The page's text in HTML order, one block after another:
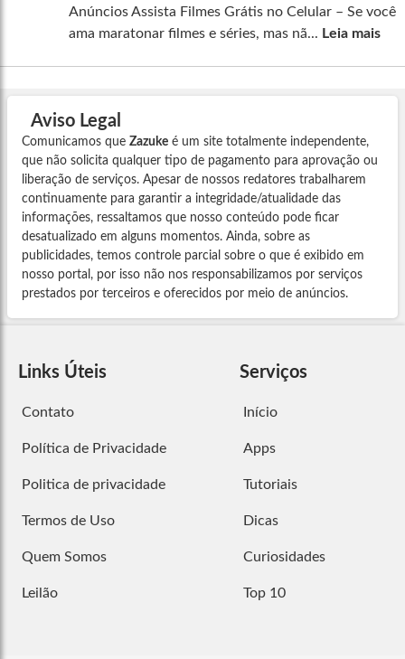
Anúncios Assista Filmes Grátis no Celular – Se você
ama maratonar filmes e séries, mas nã... Leia mais
Aviso Legal
Comunicamos que Zazuke é um site totalmente independente,
que não solicita qualquer tipo de pagamento para aprovação ou
liberação de serviços. Apesar de nossos redatores trabalharem
continuamente para garantir a integridade/atualidade das
informações, ressaltamos que nosso conteúdo pode ficar
desatualizado em alguns momentos. Ainda, sobre as
publicidades, temos controle parcial sobre o que é exibido em
nosso portal, por isso não nos responsabilizamos por serviços
prestados por terceiros e oferecidos por meio de anúncios.
Links Úteis
Contato
Política de Privacidade
Politica de privacidade
Termos de Uso
Quem Somos
Leilão
Serviços
Início
Apps
Tutoriais
Dicas
Curiosidades
Top 10